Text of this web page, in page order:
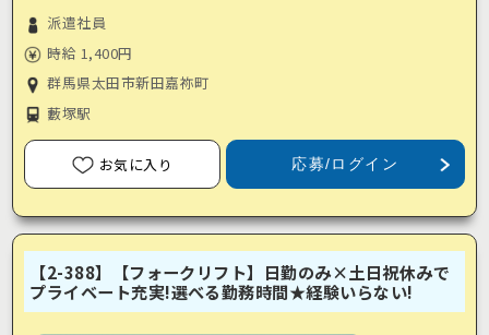
派遣社員
時給 1,400円
群馬県太田市新田嘉祢町
藪塚駅
お気に入り 応募/ログイン
【2-388】【フォークリフト】日勤のみ×土日祝休みで
プライベート充実!選べる勤務時間★経験いらない!